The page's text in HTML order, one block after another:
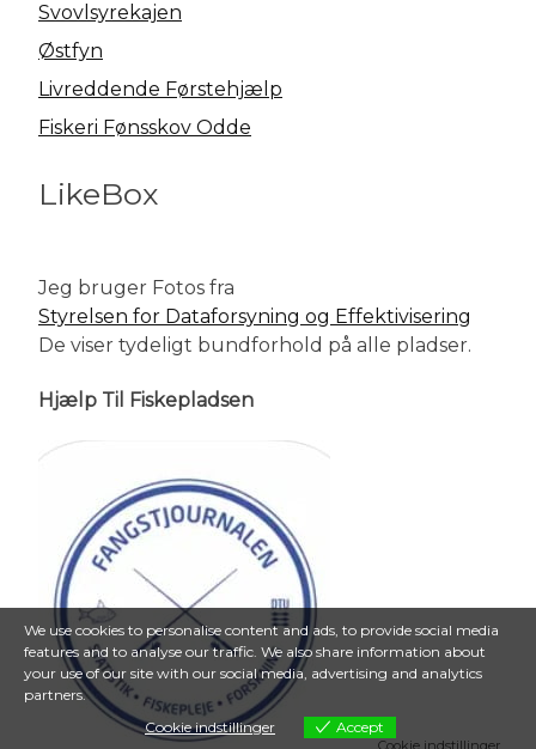
Svovlsyrekajen
Østfyn
Livreddende Førstehjælp
Fiskeri Fønsskov Odde
LikeBox
Jeg bruger Fotos fra
Styrelsen for Dataforsyning og Effektivisering
De viser tydeligt bundforhold på alle pladser.
Hjælp Til Fiskepladsen
We use cookies to personalise content and ads, to provide social media
features and to analyse our traffic. We also share information about
your use of our site with our social media, advertising and analytics
partners.
Cookie indstillinger
Accept
Cookie indstillinger